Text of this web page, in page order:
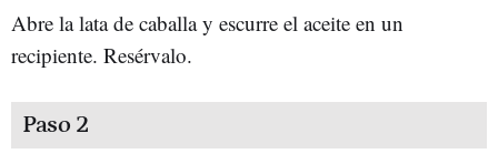
Abre la lata de caballa y escurre el aceite en un
recipiente. Resérvalo.
Paso 2